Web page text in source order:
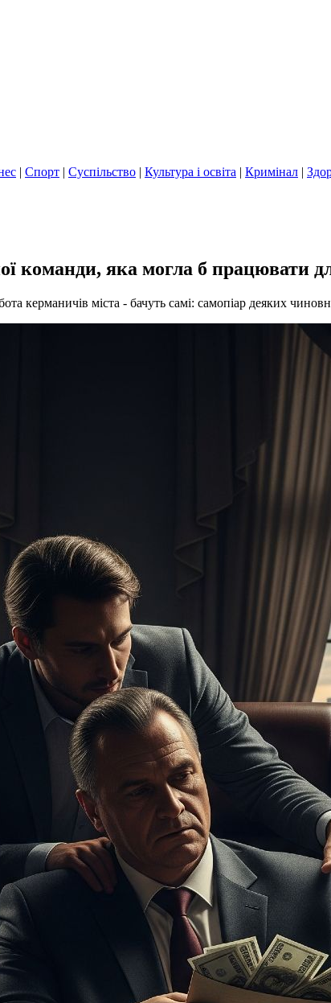
| Спорт | Суспільство | Культура і освіта | Кримінал |
команди, яка могла б працювати
керманичів міста - бачуть самі: самопіар деяких